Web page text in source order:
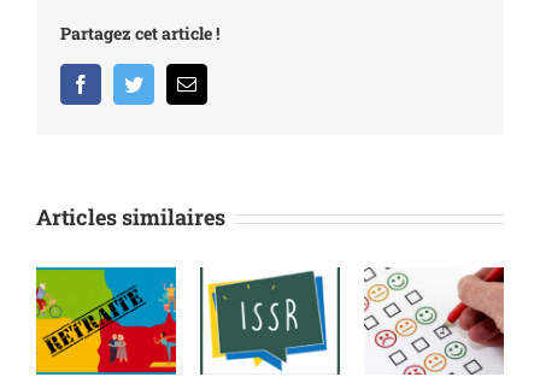
Partagez cet article !
FacebookTwitterEmail
Articles similaires